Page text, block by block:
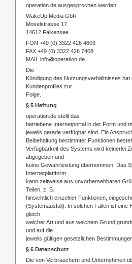
operation.de ausgesprochen werden.
WakeUp Media GbR
Moselstrasse 17
14612 Falkensee
FON +49 (0) 3322 426 4609
FAX +49 (0) 3322 426 7408
MAIL info@operation.de
Die
Kündigung des Nutzungsverhältnisses hat
Kundenprofiles zur
Folge.
§ 5 Haftung
operation.de stellt das
betriebene Internetportal in der Form und
jeweils gerade verfügbar sind. Ein
Beibehaltung bestimmter Funktionen
Verfügbarkeit des Systems wird keinerlei
abgegeben und
keine Gewährleistung übernommen. Das
Internetplattform
kann zeitweise aus unvorhersehbaren
Teilen, z. B.
hinsichtlich einzelner Funktionen,
(Systemausfall). In solchen Fällen ist eine
gleich
welcher Art und aus welchem Grund
und auf die
jeweils gültigen gesetzlichen
§ 6 Datenschutz
Die von Verbrauchern und Unternehmen